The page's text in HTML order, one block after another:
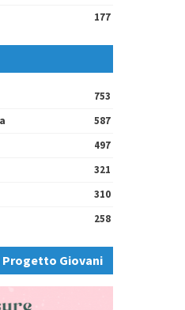
177
753
587
497
321
310
258
Progetto Giovani